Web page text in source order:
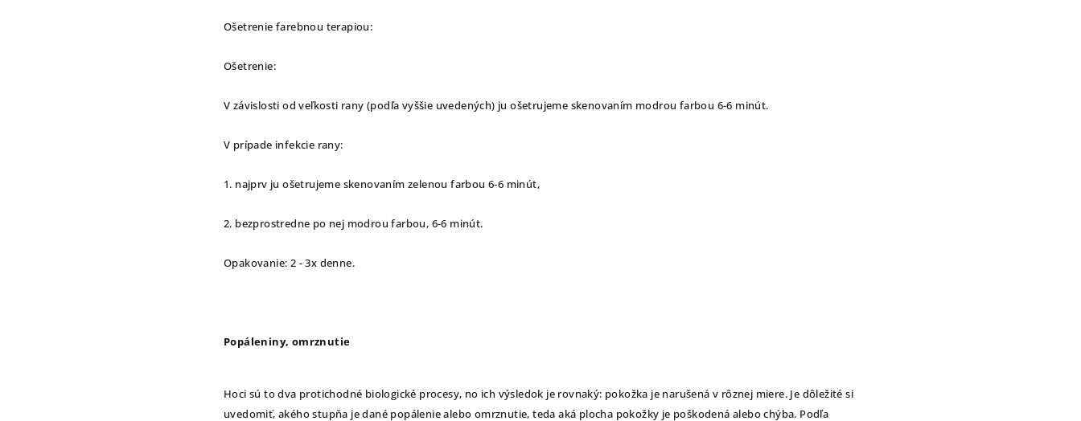
Ošetrenie farebnou terapiou:
Ošetrenie:
V závislosti od veľkosti rany (podľa vyššie uvedených) ju ošetrujeme skenovaním modrou farbou 6-6 minút.
V prípade infekcie rany:
1. najprv ju ošetrujeme skenovaním zelenou farbou 6-6 minút,
2. bezprostredne po nej modrou farbou, 6-6 minút.
Opakovanie: 2 - 3x denne.
Popáleniny, omrznutie
Hoci sú to dva protichodné biologické procesy, no ich výsledok je rovnaký: pokožka je narušená v rôznej miere. Je dôležité si
uvedomiť, akého stupňa je dané popálenie alebo omrznutie, teda aká plocha pokožky je poškodená alebo chýba. Podľa